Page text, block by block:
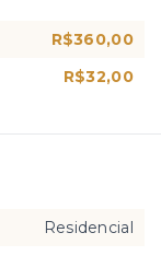
R$360,00
R$32,00
Residencial